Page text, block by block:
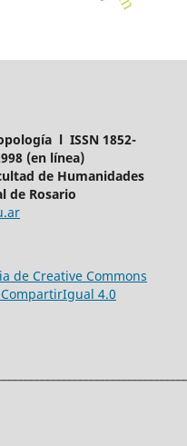
l ISSN 1852-
(en línea)
de Humanidades
de Rosario
de Creative Commons
4.0